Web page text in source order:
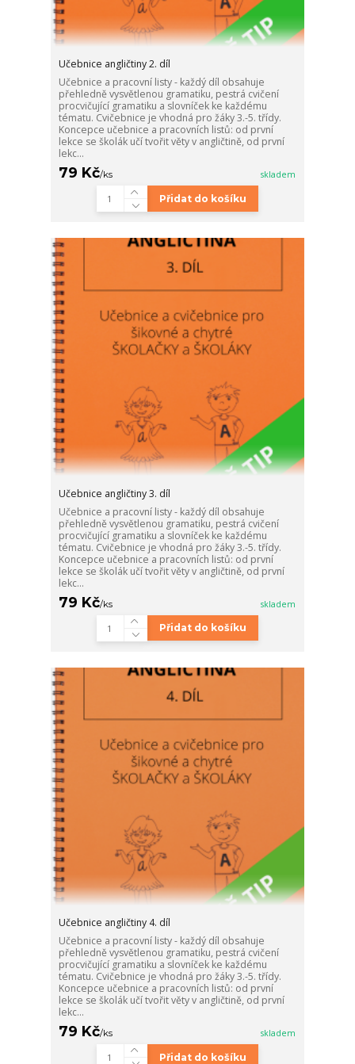
Učebnice angličtiny 2. díl
Učebnice a pracovní listy - každý díl obsahuje
přehledně vysvětlenou gramatiku, pestrá cvičení
procvičující gramatiku a slovníček ke každému
tématu. Cvičebnice je vhodná pro žáky 3.-5. třídy.
Koncepce učebnice a pracovních listů: od první
lekce se školák učí tvořit věty v angličtině, od první
lekc...
79 Kč/ks skladem
Přidat do košíku
Učebnice angličtiny 3. díl
Učebnice a pracovní listy - každý díl obsahuje
přehledně vysvětlenou gramatiku, pestrá cvičení
procvičující gramatiku a slovníček ke každému
tématu. Cvičebnice je vhodná pro žáky 3.-5. třídy.
Koncepce učebnice a pracovních listů: od první
lekce se školák učí tvořit věty v angličtině, od první
lekc...
79 Kč/ks skladem
Přidat do košíku
Učebnice angličtiny 4. díl
Učebnice a pracovní listy - každý díl obsahuje
přehledně vysvětlenou gramatiku, pestrá cvičení
procvičující gramatiku a slovníček ke každému
tématu. Cvičebnice je vhodná pro žáky 3.-5. třídy.
Koncepce učebnice a pracovních listů: od první
lekce se školák učí tvořit věty v angličtině, od první
lekc...
79 Kč/ks skladem
Přidat do košíku